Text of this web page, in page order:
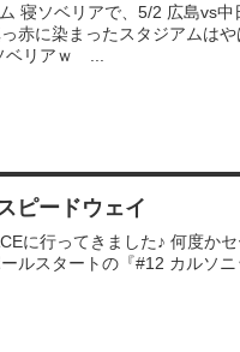
寝ソベリアで、5/2 広島vs中
赤に染まったスタジアムは
ベリアｗ ...
ピードウェイ
に行ってきました♪ 何度か
ルスタートの『#12 カルソ